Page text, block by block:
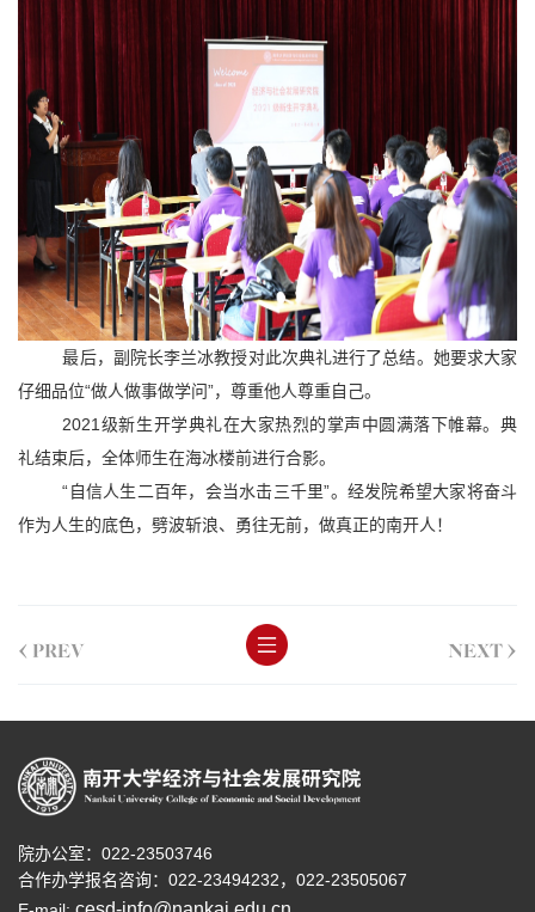
最后，副院长李兰冰教授对此次典礼进行了总结。她要求大家
仔细品位“做人做事做学问”，尊重他人尊重自己。
2021 级新生开学典礼在大家热烈的掌声中圆满落下帷幕。典
礼结束后，全体师生在海冰楼前进行合影。
“ 自信人生二百年，会当水击三千里”。经发院希望大家将奋斗
作为人生的底色，劈波斩浪、勇往无前，做真正的南开人！
< PREV NEXT >
院办公室：022-23503746
合作办学报名咨询： 022-23494232， 022-23505067